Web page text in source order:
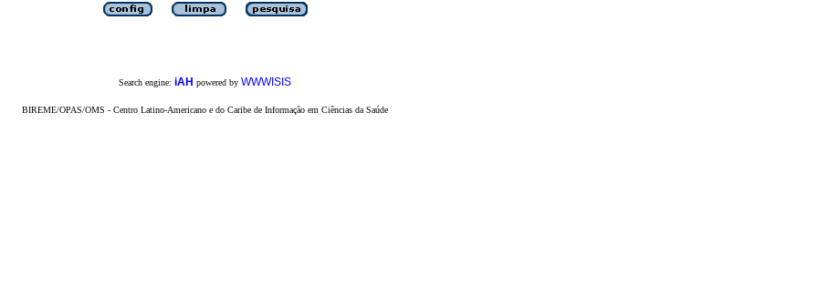
Search engine: iAH powered by WWWISIS
BIREME/OPAS/OMS - Centro Latino-Americano e do Caribe de Informação em Ciências da Saúde